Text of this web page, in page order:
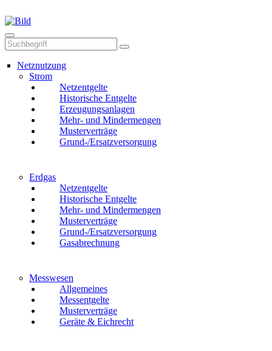
Netznutzung
Strom
Netzentgelte
Historische Entgelte
Erzeugungsanlagen
Mehr- und Mindermengen
Musterverträge
Grund-/Ersatzversorgung
Erdgas
Netzentgelte
Historische Entgelte
Mehr- und Mindermengen
Musterverträge
Grund-/Ersatzversorgung
Gasabrechnung
Messwesen
Allgemeines
Messentgelte
Musterverträge
Geräte & Eichrecht